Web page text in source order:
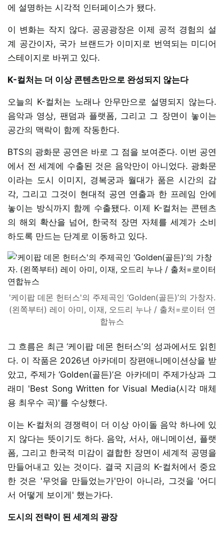
에 설명하는 시각적 인터페이스가 됐다.
이 변화는 작지 않다. 공공광장은 이제 공적 경험의 설
계 공간이자, 국가 브랜드가 이미지로 번역되는 미디어
스테이지로 바뀌고 있다.
K-컬처는 더 이상 콘텐츠만으로 완성되지 않는다
오늘의 K-컬처는 노래나 안무만으로 설명되지 않는다.
음악과 영상, 팬덤과 플랫폼, 그리고 그 장면이 놓이는
공간의 맥락이 함께 작동한다.
BTS의 광화문 공연은 바로 그 점을 보여준다. 이번 공연
에서 전 세계에 수출된 것은 음악만이 아니었다. 광화문
이라는 도시 이미지, 경복궁과 월대가 품은 시간의 감
각, 그리고 그것이 현대적 공연 연출과 한 프레임 안에
놓이는 방식까지 함께 수출됐다. 이제 K-컬처는 콘텐츠
의 해외 확산을 넘어, 한국적 장면 자체를 세계가 소비
하도록 만드는 단계로 이동하고 있다.
'케이팝 데몬 헌터스'의 주제곡인 ‘Golden(골든)’의 가창자.
(왼쪽부터) 레이 아미, 이재, 오드리 누나 / 출처=로이터 연
합뉴스
그 흐름은 최근 ‘케이팝 데몬 헌터스’의 성과에서도 읽힌
다. 이 작품은 2026년 아카데미 장편애니메이션상을 받
았고, 주제가 ‘Golden(골든)’은 아카데미 주제가상과 그
래미 'Best Song Written for Visual Media(시각 매체
용 최우수 곡)'를 수상했다.
이는 K-컬처의 경쟁력이 더 이상 아이돌 음악 하나에 있
지 않다는 뜻이기도 하다. 음악, 서사, 애니메이션, 플랫
폼, 그리고 한국적 미감이 결합한 장면이 세계적 공명을
만들어내고 있는 것이다. 결국 지금의 K-컬처에서 중요
한 것은 '무엇을 만들었는가'만이 아니라, 그것을 '어디
서 어떻게 보이게' 했는가다.
도시의 전략이 된 세계의 광장